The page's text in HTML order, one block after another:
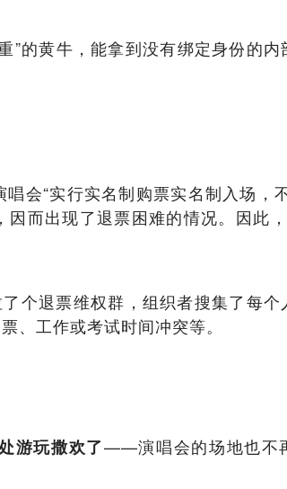
的黄牛，能拿到没有绑定身份的内
会“实行实名制购票实名制入场，
而出现了退票困难的情况。因此
个退票维权群，组织者搜集了每个
、工作或考试时间冲突等。
游玩撒欢了——演唱会的场地也不